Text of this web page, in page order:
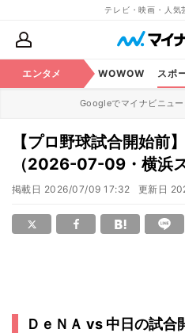
テレビ・映画・人気
エンタメ
・CS番組 WOWOW スポ
Googleでマイナビニュ
【プロ野球試合開始前
（2026-07-09・横浜
掲載日 2026/07/09 17:32 更新日
ＤｅＮＡ vs 中日の試合